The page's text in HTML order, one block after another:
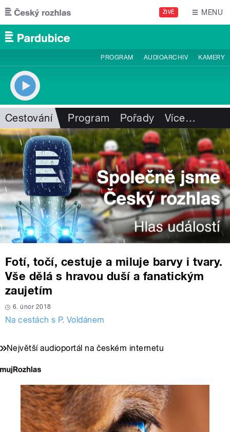
Přejít k hlavnímu obsahu
ŽIVĚ MENU
PROGRAM AUDIOARCHIV KAMERY
Cestování Program Pořady Více…
Fotí, točí, cestuje a miluje barvy i tvary.
Vše dělá s hravou duší a fanatickým
zaujetím
6. únor 2018
Na cestách s P. Voldánem
Největší audioportál na českém internetu